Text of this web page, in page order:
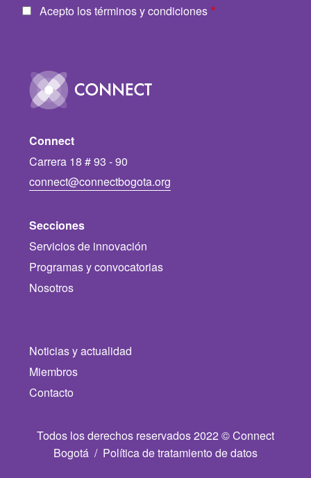
Acepto los términos y condiciones
Image
Connect
Carrera 18 # 93 - 90
connect@connectbogota.org
Secciones
Servicios de innovación
Programas y convocatorias
Nosotros
Noticias y actualidad
Miembros
Contacto
Todos los derechos reservados 2022 © Connect
Bogotá / Política de tratamiento de datos